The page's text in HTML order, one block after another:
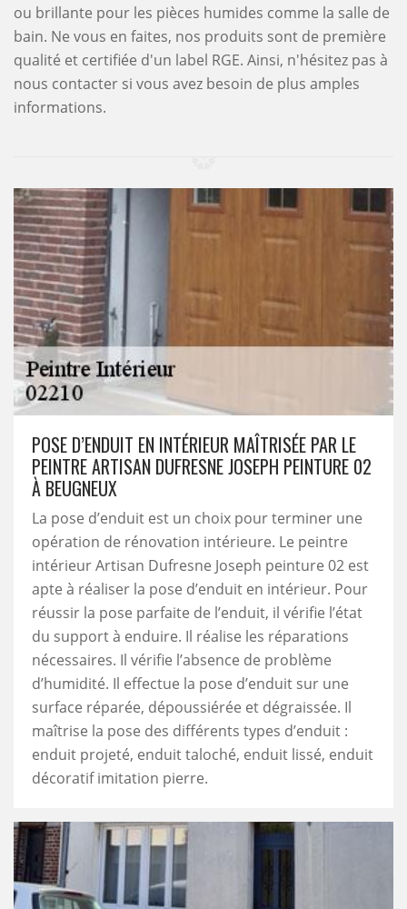
ou brillante pour les pièces humides comme la salle de
bain. Ne vous en faites, nos produits sont de première
qualité et certifiée d'un label RGE. Ainsi, n'hésitez pas à
nous contacter si vous avez besoin de plus amples
informations.
POSE D’ENDUIT EN INTÉRIEUR MAÎTRISÉE PAR LE
PEINTRE ARTISAN DUFRESNE JOSEPH PEINTURE 02
À BEUGNEUX
La pose d’enduit est un choix pour terminer une
opération de rénovation intérieure. Le peintre
intérieur Artisan Dufresne Joseph peinture 02 est
apte à réaliser la pose d’enduit en intérieur. Pour
réussir la pose parfaite de l’enduit, il vérifie l’état
du support à enduire. Il réalise les réparations
nécessaires. Il vérifie l’absence de problème
d’humidité. Il effectue la pose d’enduit sur une
surface réparée, dépoussiérée et dégraissée. Il
maîtrise la pose des différents types d’enduit :
enduit projeté, enduit taloché, enduit lissé, enduit
décoratif imitation pierre.